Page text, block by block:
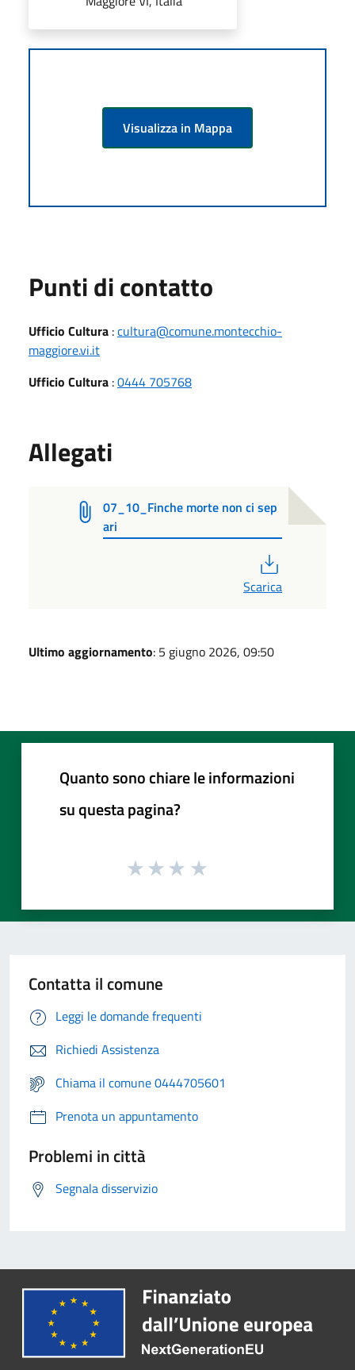
Visualizza in Mappa
Punti di contatto
Ufficio Cultura :cultura@comune.montecchio-
maggiore.vi.it
Ufficio Cultura :0444 705768
Allegati
07_10_Finche morte non ci sep
ari
Scarica
Ultimo aggiornamento: 5 giugno 2026, 09:50
Quanto sono chiare le informazioni
su questa pagina?
Contatta il comune
Leggi le domande frequenti
Richiedi Assistenza
Chiama il comune 0444705601
Prenota un appuntamento
Problemi in città
Segnala disservizio